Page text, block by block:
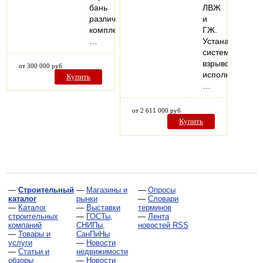
бань
различной
комплектации.
от 300 000 руб
Купить
ЛВЖ
и
ГЖ.
Устанавливаем
системы
исполнения.
от 2 611 000 руб
Купить
— Строительный
каталог
— Каталог
строительных
компаний
— Товары и
услуги
— Статьи и
обзоры
— Магазины и
рынки
— Выставки
— ГОСТы,
СНИПы,
СанПиНы
— Новости
недвижимости
— Новости
— Опросы
— Словари
терминов
— Лента
новостей RSS